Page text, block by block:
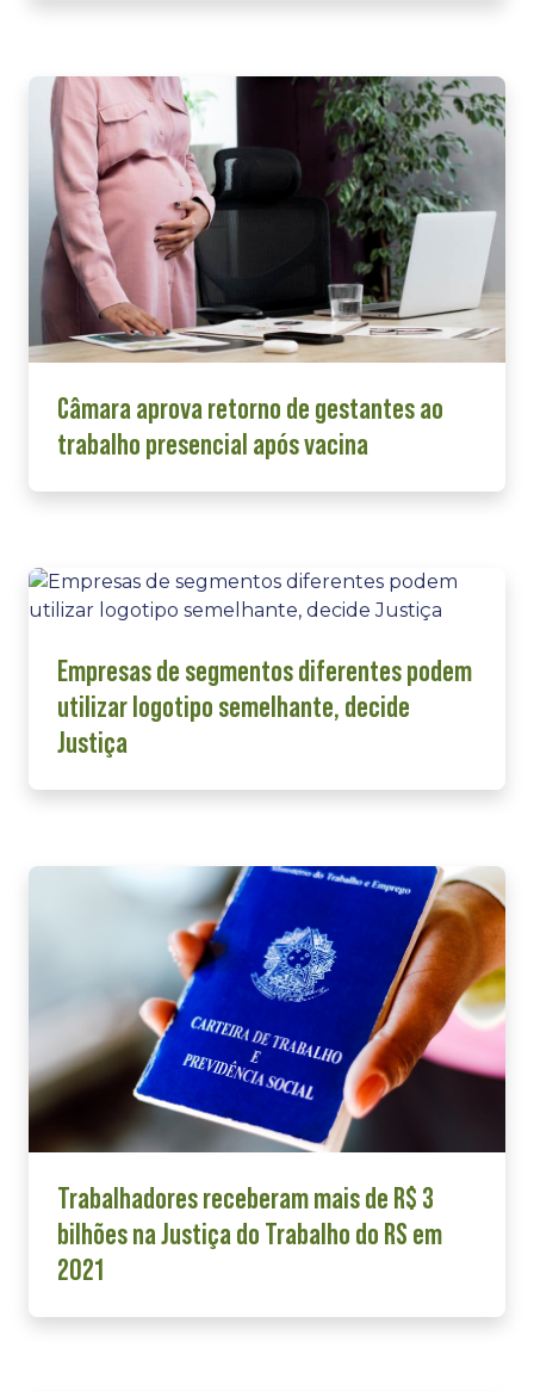
Câmara aprova retorno de gestantes ao
trabalho presencial após vacina
Empresas de segmentos diferentes podem
utilizar logotipo semelhante, decide
Justiça
Trabalhadores receberam mais de R$ 3
bilhões na Justiça do Trabalho do RS em
2021